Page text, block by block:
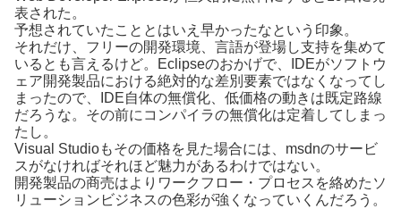
表された。
予想されていたこととはいえ早かったなという印象。
それだけ、フリーの開発環境、言語が登場し支持を集めて
いるとも言えるけど。Eclipseのおかげで、IDEがソフトウ
ェア開発製品における絶対的な差別要素ではなくなってし
まったので、IDE自体の無償化、低価格の動きは既定路線
だろうな。その前にコンパイラの無償化は定着してしまっ
たし。
Visual Studioもその価格を見た場合には、msdnのサービ
スがなければそれほど魅力があるわけではない。
開発製品の商売はよりワークフロー・プロセスを絡めたソ
リューションビジネスの色彩が強くなっていくんだろう。